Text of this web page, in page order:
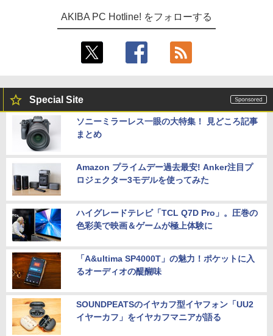
AKIBA PC Hotline! をフォローする
Special Site
ソニーミラーレス一眼の大特集！ 見どころ記事
まとめ
Amazon プライムデー過去最安! Anker注目プ
ロジェクター3モデルを使ってみた
ハイグレードテレビ「TCL Q7D Pro」。圧巻の
色彩美で映画＆ゲームが極上体験に
「A&ultima SP4000T」の魅力！ポケットに入
るオーディオの醍醐味
SOUNDPEATSのイヤカフ型イヤフォン「UU2
イヤーカフ」をイヤカフマニアが語る